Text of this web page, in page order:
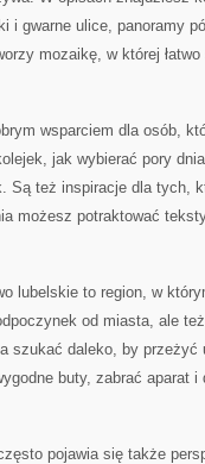
i gwarne ulice, panoramy
mozaikę, w której
wsparciem dla osób,
jak wybierać pory
Są też inspiracje dla tych,
możesz potraktować
lubelskie to region, w
od miasta, ale
szukać daleko, by
buty, zabrać aparat
pojawia się także